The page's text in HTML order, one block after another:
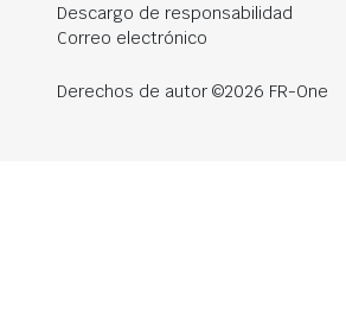
Descargo de responsabilidad
Correo electrónico
Derechos de autor ©2026 FR-One